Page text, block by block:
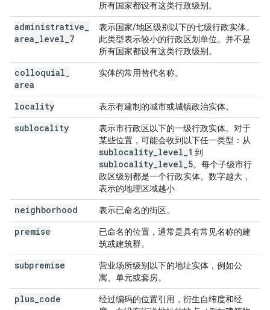
所有国家都设有这类行政级别。
administrative
area level 7
表示国家/地区级别以下的七级行政实体。
此类型表示较小的行政区划单位。并不是
所有国家都设有这类行政级别。
colloquial
area
实体的常用替代名称。
locality 表示有建制的城市或城镇政治实体。
sublocality
表示市行政区以下的一级行政实体。对于
某些位置，可能会收到以下任一类型：从
sublocality level 1 到
sublocality level 5。每个子级市行
政区级别都是一个行政实体。数字越大，
表示的地理区域越小
neighborhood 表示已命名的街区。
premise
已命名的位置，通常是具有常见名称的建
筑或建筑群。
subpremise
营业场所级别以下的地址实体，例如公
寓、单元或套房。
plus code
经过编码的位置引用，衍生自纬度和经